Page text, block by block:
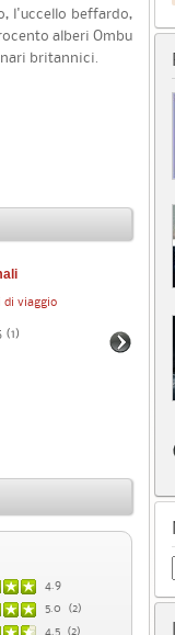
l'uccello beffardo,
alberi Ombu
britannici.
di viaggio
(1)
4.9
5.0 (2)
4.5 (2)